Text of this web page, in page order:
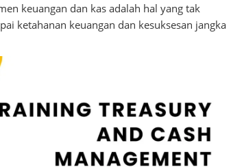
keuangan dan kas adalah hal yang tak
ketahanan keuangan dan kesuksesan jangka